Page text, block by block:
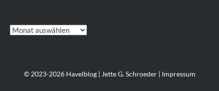
Archiv
© 2023-2026 Havelblog | Jette G. Schroeder | Impressum